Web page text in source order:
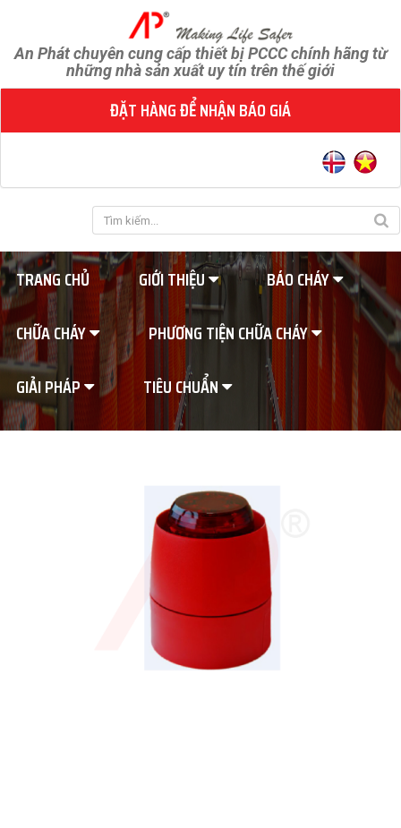
An Phát chuyên cung cấp thiết bị PCCC chính hãng từ
những nhà sản xuất uy tín trên thế giới
ĐẶT HÀNG ĐỂ NHẬN BÁO GIÁ
TRANG CHỦ GIỚI THIỆU
BÁO CHÁY
CHỮA CHÁY
PHƯƠNG TIỆN CHỮA CHÁY
GIẢI PHÁP
TIÊU CHUẨN